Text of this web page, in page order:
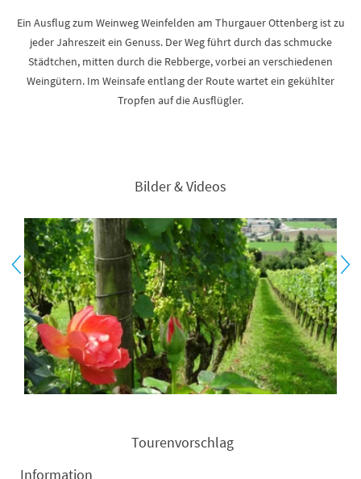
Ein Ausflug zum Weinweg Weinfelden am Thurgauer Ottenberg ist zu
jeder Jahreszeit ein Genuss. Der Weg führt durch das schmucke
Städtchen, mitten durch die Rebberge, vorbei an verschiedenen
Weingütern. Im Weinsafe entlang der Route wartet ein gekühlter
Tropfen auf die Ausflügler.
Bilder & Videos
Tourenvorschlag
Information